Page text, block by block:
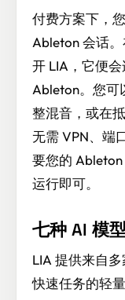
付费方案下，
Ableton 会话
开 LIA，它便
Ableton。您可
整混音，或在
无需 VPN、端
要您的
运行即可。
七种 AI 模型
LIA 提供来自
快速任务的轻